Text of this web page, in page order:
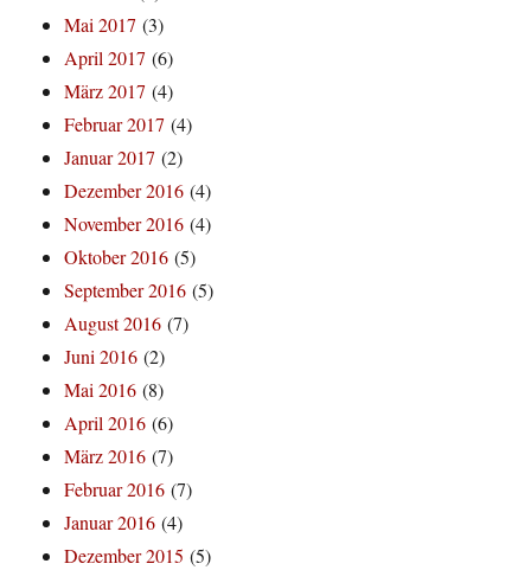
Mai 2017 (3)
April 2017 (6)
März 2017 (4)
Februar 2017 (4)
Januar 2017 (2)
Dezember 2016 (4)
November 2016 (4)
Oktober 2016 (5)
September 2016 (5)
August 2016 (7)
Juni 2016 (2)
Mai 2016 (8)
April 2016 (6)
März 2016 (7)
Februar 2016 (7)
Januar 2016 (4)
Dezember 2015 (5)